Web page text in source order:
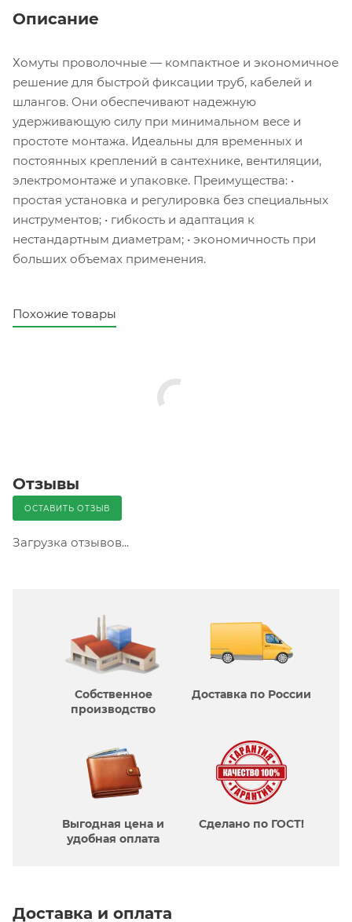
Описание
Хомуты проволочные — компактное и экономичное
решение для быстрой фиксации труб, кабелей и
шлангов. Они обеспечивают надежную
удерживающую силу при минимальном весе и
простоте монтажа. Идеальны для временных и
постоянных креплений в сантехнике, вентиляции,
электромонтаже и упаковке. Преимущества: •
простая установка и регулировка без специальных
инструментов; • гибкость и адаптация к
нестандартным диаметрам; • экономичность при
больших объемах применения.
Похожие товары
Отзывы
ОСТАВИТЬ ОТЗЫВ
Загрузка отзывов...
Собственное
производcтво
Доставка по России
Выгодная цена и
удобная оплата
Сделано по ГОСТ!
Доставка и оплата